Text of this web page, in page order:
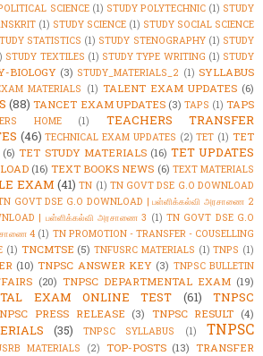
SCIENCE (1) STUDY POLYTECHNIC (1) STUDY
(1) STUDY SCIENCE (1) STUDY SOCIAL SCIENCE
STATISTICS (1) STUDY STENOGRAPHY (1) STUDY
STUDY TEXTILES (1) STUDY TYPE WRITING (1) STUDY
BIOLOGY (3) STUDY_MATERIALS_2 (1) SYLLABUS
MATERIALS (1) TALENT EXAM UPDATES (6)
(88) TANCET EXAM UPDATES (3) TAPS (1) TAPS
HOME (1)
TEACHERS TRANSFER
(46) TECHNICAL EXAM UPDATES (2) TET (1) TET
(6) TET STUDY MATERIALS (16) TET UPDATES
(16) TEXT BOOKS NEWS (6) TEXT MATERIALS
EXAM (41) TN (1) TN GOVT DSE G.O DOWNLOAD
GOVT DSE G.O DOWNLOAD | பள்ளிக்கல்வி அரசாணை 2
| பள்ளிக்கல்வி அரசாணை 3 (1) TN GOVT DSE G.O
4 (1) TN PROMOTION - TRANSFER - COUSELLING
(1) TNCMTSE (5) TNFUSRC MATERIALS (1) TNPS (1)
(10) TNPSC ANSWER KEY (3) TNPSC BULLETIN
(20) TNPSC DEPARTMENTAL EXAM (19)
EXAM ONLINE TEST (61)
TNPSC
PRESS RELEASE (3) TNPSC RESULT (4)
(35) TNPSC SYLLABUS (1)
TNPSC
MATERIALS (2) TOP-POSTS (13) TRANSFER